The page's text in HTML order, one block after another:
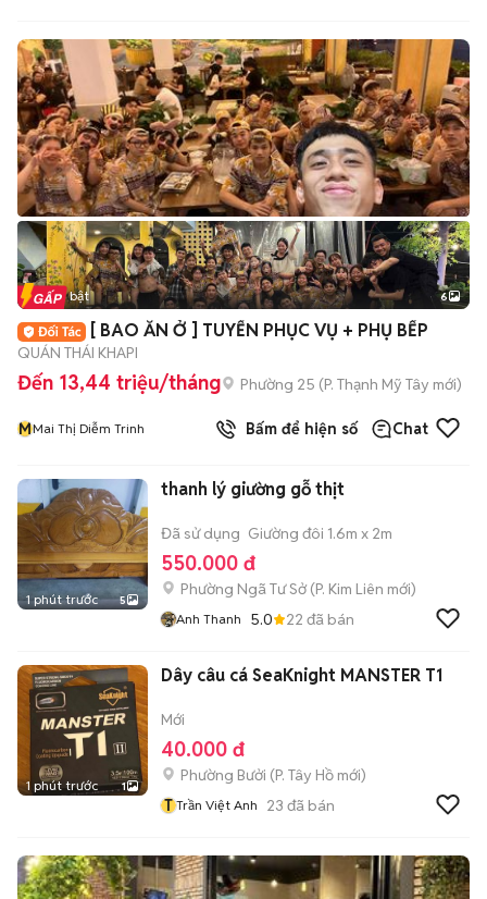
+2
Tin nổi bật 6
[ BAO ĂN Ở ] TUYỂN PHỤC VỤ + PHỤ BẾP
QUÁN THÁI KHAPI
Đến 13,44 triệu/tháng Phường 25 (P. Thạnh Mỹ Tây mới)
MMai Thị Diễm Trinh Bấm để hiện số Chat
1 phút trước 5
thanh lý giường gỗ thịt
Đã sử dụng Giường đôi 1.6m x 2m
550.000 đ
Phường Ngã Tư Sở(P. Kim Liên mới)
Anh Thanh 5.0 22 đã bán
1 phút trước 1
Dây câu cá SeaKnight MANSTER T1
Mới
40.000 đ
Phường Bưởi (P. Tây Hồ mới)
T Trần Việt Anh 23 đã bán